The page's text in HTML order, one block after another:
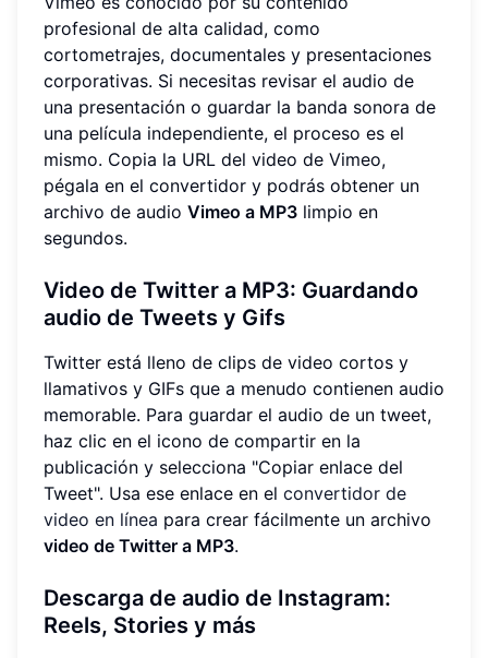
profesional de alta calidad, como
cortometrajes, documentales y presentaciones
corporativas. Si necesitas revisar el audio de
una presentación o guardar la banda sonora de
una película independiente, el proceso es el
mismo. Copia la URL del video de Vimeo,
pégala en el convertidor y podrás obtener un
archivo de audio Vimeo a MP3 limpio en
segundos.
Video de Twitter a MP3: Guardando
audio de Tweets y Gifs
Twitter está lleno de clips de video cortos y
llamativos y GIFs que a menudo contienen audio
memorable. Para guardar el audio de un tweet,
haz clic en el icono de compartir en la
publicación y selecciona "Copiar enlace del
Tweet". Usa ese enlace en el convertidor de
video en línea para crear fácilmente un archivo
video de Twitter a MP3.
Descarga de audio de Instagram:
Reels, Stories y más